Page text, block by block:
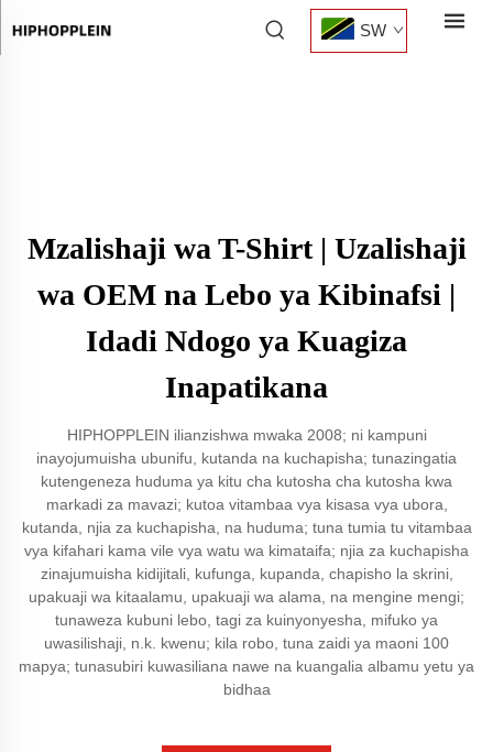
SW
Mzalishaji wa T-Shirt | Uzalishaji
wa OEM na Lebo ya Kibinafsi |
Idadi Ndogo ya Kuagiza
Inapatikana
HIPHOPPLEIN ilianzishwa mwaka 2008; ni kampuni
inayojumuisha ubunifu, kutanda na kuchapisha; tunazingatia
kutengeneza huduma ya kitu cha kutosha cha kutosha kwa
markadi za mavazi; kutoa vitambaa vya kisasa vya ubora,
kutanda, njia za kuchapisha, na huduma; tuna tumia tu vitambaa
vya kifahari kama vile vya watu wa kimataifa; njia za kuchapisha
zinajumuisha kidijitali, kufunga, kupanda, chapisho la skrini,
upakuaji wa kitaalamu, upakuaji wa alama, na mengine mengi;
tunaweza kubuni lebo, tagi za kuinyonyesha, mifuko ya
uwasilishaji, n.k. kwenu; kila robo, tuna zaidi ya maoni 100
mapya; tunasubiri kuwasiliana nawe na kuangalia albamu yetu ya
bidhaa